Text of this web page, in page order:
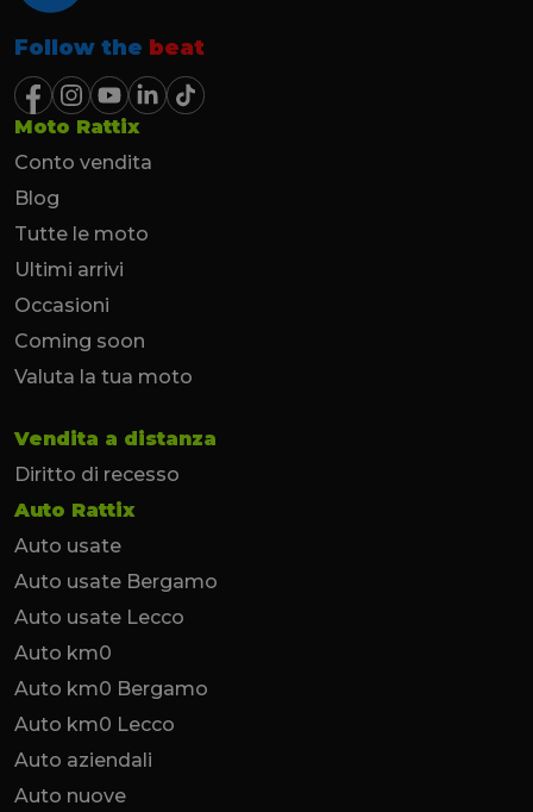
Follow the beat
Moto Rattix
Conto vendita
Blog
Tutte le moto
Ultimi arrivi
Occasioni
Coming soon
Valuta la tua moto
Vendita a distanza
Diritto di recesso
Auto Rattix
Auto usate
Auto usate Bergamo
Auto usate Lecco
Auto km0
Auto km0 Bergamo
Auto km0 Lecco
Auto aziendali
Auto nuove